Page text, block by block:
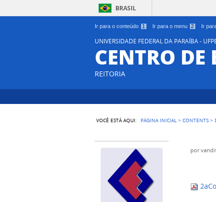
Ir para o conteúdo 1 Ir para o menu 2 Ir
BRASIL
UNIVERSIDADE FEDERAL DA PARAÍBA -
CENTRO DE
REITORIA
VOCÊ ESTÁ AQUI: PÁGINA INICIAL >CONTENTS >
por